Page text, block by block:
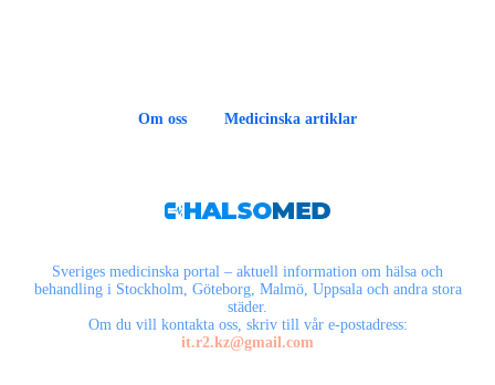
Om oss Medicinska artiklar
Sveriges medicinska portal – aktuell information om hälsa och
behandling i Stockholm, Göteborg, Malmö, Uppsala och andra stora
städer.
Om du vill kontakta oss, skriv till vår e-postadress:
it.r2.kz@gmail.com